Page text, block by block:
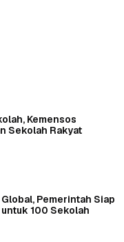
Kemensos
Sekolah Rakyat
Pemerintah Siap
100 Sekolah